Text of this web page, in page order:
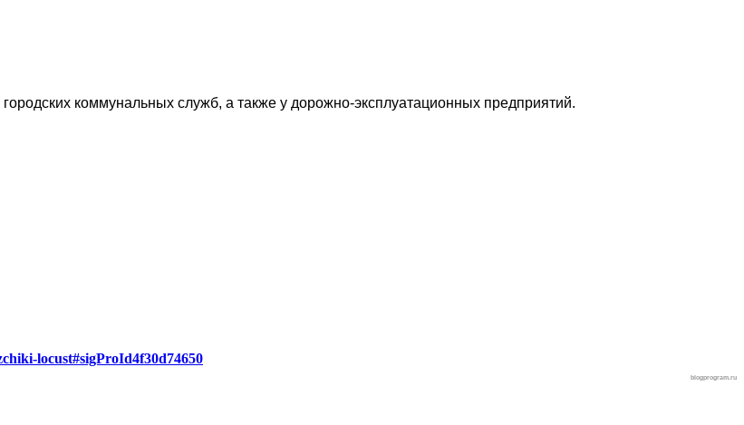
коммунальных служб, а также у дорожно-эксплуатационных предприятий.
locust#sigProId4f30d74650
blogprogram.ru